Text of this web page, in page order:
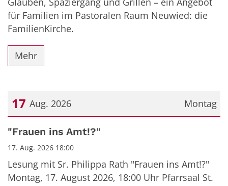
für Familien im Pastoralen Raum Neuwied: die
FamilienKirche.
Mehr
Montag
17 Aug. 2026
Datum: 17. August 2026
"Frauen ins Amt!?"
17. Aug. 2026 18:00
Lesung mit Sr. Philippa Rath "Frauen ins Amt!?"
Montag, 17. August 2026, 18:00 Uhr Pfarrsaal St.